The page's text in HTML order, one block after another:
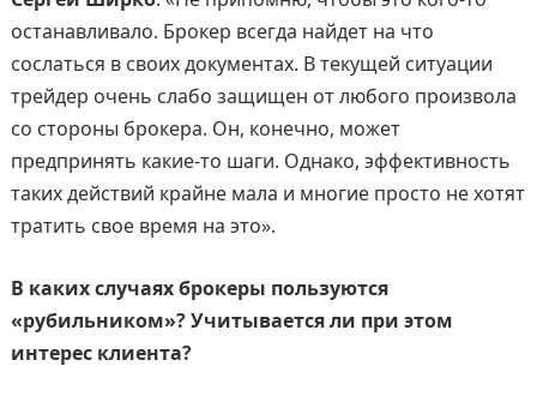
останавливало. Брокер всегда найдет на что
сослаться в своих документах. В текущей ситуации
трейдер очень слабо защищен от любого произвола
со стороны брокера. Он, конечно, может
предпринять какие-то шаги. Однако, эффективность
таких действий крайне мала и многие просто не хотят
тратить свое время на это».
В каких случаях брокеры пользуются
«рубильником»? Учитывается ли при этом
интерес клиента?